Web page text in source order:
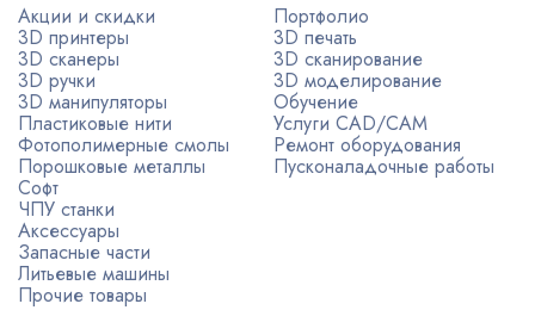
Акции и скидки
3D принтеры
3D сканеры
3D ручки
3D манипуляторы
Пластиковые нити
Фотополимерные смолы
Порошковые металлы
Софт
ЧПУ станки
Аксессуары
Запасные части
Литьевые машины
Прочие товары
Портфолио
3D печать
3D сканирование
3D моделирование
Обучение
Услуги CAD/CAM
Ремонт оборудования
Пусконаладочные работы